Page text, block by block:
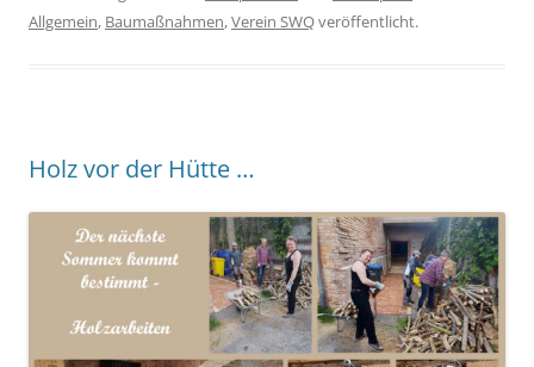
Allgemein, Baumaßnahmen,Verein SWQveröffentlicht.
Holz vor der Hütte …